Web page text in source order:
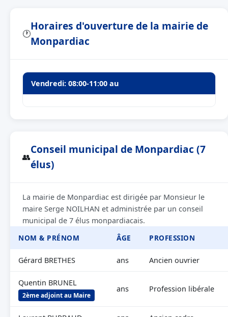
🕐
Horaires d'ouverture de la mairie de
Monpardiac
Vendredi: 08:00-11:00 au
👥
Conseil municipal de Monpardiac (7
élus)
La mairie de Monpardiac est dirigée par Monsieur le
maire Serge NOILHAN et administrée par un conseil
municipal de 7 élus monpardiacais.
NOM & PRÉNOM
ÂGE PROFESSION
Gérard BRETHES ans Ancien ouvrier
Quentin BRUNEL
2ème adjoint au Maire
ans Profession libérale